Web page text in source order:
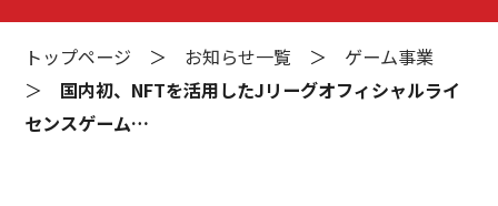
トップページ ＞ お知らせ一覧 ＞ ゲーム事業
＞ 国内初、NFTを活用したJリーグオフィシャルライ
センスゲーム…